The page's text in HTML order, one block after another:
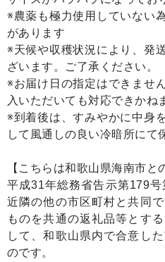
※農薬も極力使用していない
があります
※天候や収穫状況により、発
ざいます。ご了承ください。
※お届け日の指定はできませ
入いただいても対応できかね
※到着後は、すみやかに中身
して風通しの良い冷暗所にて
【こちらは和歌山県海南市と
平成31年総務省告示第179
近隣の他の市区町村と共同
ものを共通の返礼品等とす
して、和歌山県内で合意し
のです。